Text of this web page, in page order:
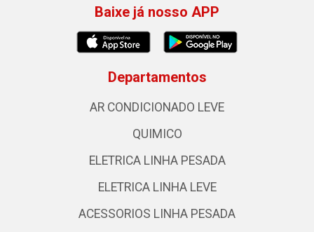
Baixe já nosso APP
Departamentos
AR CONDICIONADO LEVE
QUIMICO
ELETRICA LINHA PESADA
ELETRICA LINHA LEVE
ACESSORIOS LINHA PESADA